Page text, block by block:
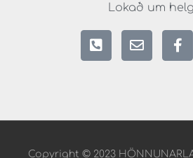
Lokað um
Copyright © 2023